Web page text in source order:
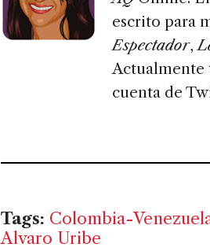
escrito para
Espectador,
Actualmente
cuenta de
Tags: Colombia-
Alvaro Uribe